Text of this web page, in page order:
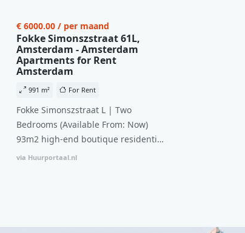
€ 6000.00 / per maand
Fokke Simonszstraat 61L,
Amsterdam - Amsterdam
Apartments for Rent
Amsterdam
991 m² For Rent
Fokke Simonszstraat L | Two
Bedrooms (Available From: Now)
93m2 high-end boutique residential
complex in De Pijp feautring an
93m2, ready-to-live, contemporary
via Huurportaal.nl